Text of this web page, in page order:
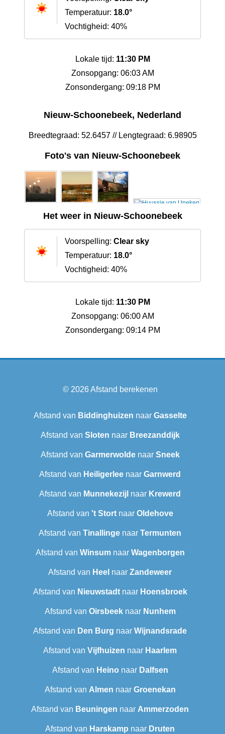
Temperatuur: 18.0°
Vochtigheid: 40%
Lokale tijd: 11:30 PM
Zonsopgang: 06:03 AM
Zonsondergang: 09:18 PM
Nieuw-Schoonebeek, Nederland
Breedtegraad: 52.6457 // Lengtegraad: 6.98905
Foto's van Nieuw-Schoonebeek
Het weer in Nieuw-Schoonebeek
Voorspelling: Clear sky
Temperatuur: 18.0°
Vochtigheid: 40%
Lokale tijd: 11:30 PM
Zonsopgang: 06:00 AM
Zonsondergang: 09:14 PM
© 2026Afstand berekenen
Afstand van Biddinghuizen naar Gasselte
Afstand van Sloten naar Breezanddijk
Afstand van Garmerwoldenaar Sneek‎
Afstand van Heiligerlee naar Garnwerd
Afstand van Munnekezijl naar Krewerd
Afstand van 't Stortnaar Oldehove
Afstand van Tinallinge naar Termunten
Afstand van Winsumnaar Wagenborgen
Afstand van Heel naar Zandeweer
Afstand van Nieuwstadtnaar Hoensbroek
Afstand van Oirsbeeknaar Nunhem
Afstand van Den Burg naar Wijnandsrade
Afstand van Vijfhuizen naar Haarlem
Afstand van Heino naar Dalfsen
Afstand van Almen naar Groenekan
Afstand van Beuningen naar Ammerzoden
Afstand van Harskamp naar Druten